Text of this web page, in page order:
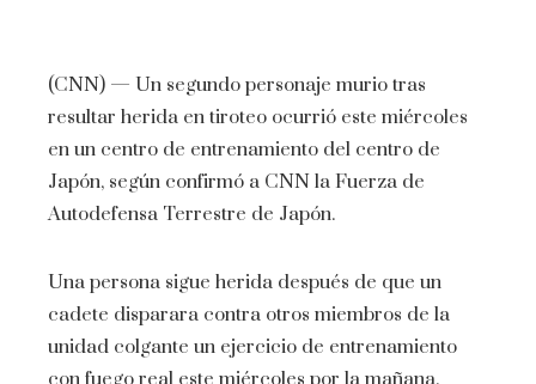
(CNN) — Un segundo personaje murio tras
resultar herida en tiroteo ocurrió este miércoles
en un centro de entrenamiento del centro de
Japón, según confirmó a CNN la Fuerza de
Autodefensa Terrestre de Japón.
Una persona sigue herida después de que un
cadete disparara contra otros miembros de la
unidad colgante un ejercicio de entrenamiento